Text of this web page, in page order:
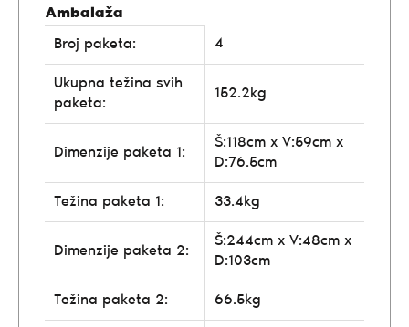
Ambalaža
Broj paketa:
4
Ukupna težina svih
paketa:
152.2kg
Dimenzije paketa 1:
Š:118cm x V:59cm x
D:76.5cm
Težina paketa 1: 33.4kg
Dimenzije paketa 2:
Š:244cm x V:48cm x
D:103cm
Težina paketa 2: 66.5kg